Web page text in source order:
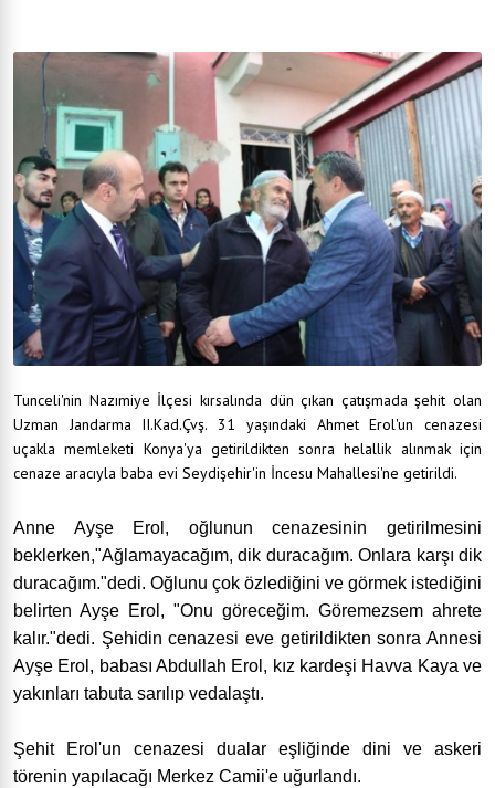
Tunceli'nin Nazımiye İlçesi kırsalında dün çıkan çatışmada şehit olan
Uzman Jandarma II.Kad.Çvş. 31 yaşındaki Ahmet Erol'un cenazesi
uçakla memleketi Konya'ya getirildikten sonra helallik alınmak için
cenaze aracıyla baba evi Seydişehir'in İncesu Mahallesi'ne getirildi.
Anne Ayşe Erol, oğlunun cenazesinin getirilmesini
beklerken,"Ağlamayacağım, dik duracağım. Onlara karşı dik
duracağım."dedi. Oğlunu çok özlediğini ve görmek istediğini
belirten Ayşe Erol, "Onu göreceğim. Göremezsem ahrete
kalır."dedi. Şehidin cenazesi eve getirildikten sonra Annesi
Ayşe Erol, babası Abdullah Erol, kız kardeşi Havva Kaya ve
yakınları tabuta sarılıp vedalaştı.
Şehit Erol'un cenazesi dualar eşliğinde dini ve askeri
törenin yapılacağı Merkez Camii'e uğurlandı.